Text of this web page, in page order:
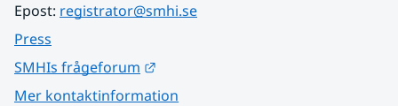
Epost: registrator@smhi.se
Press
SMHIs frågeforum
Mer kontaktinformation